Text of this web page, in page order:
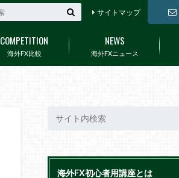
サイトマップ
海外FX比較
COMPETITION
海外FXニュース
NEWS
海外FX初心者用講座とは